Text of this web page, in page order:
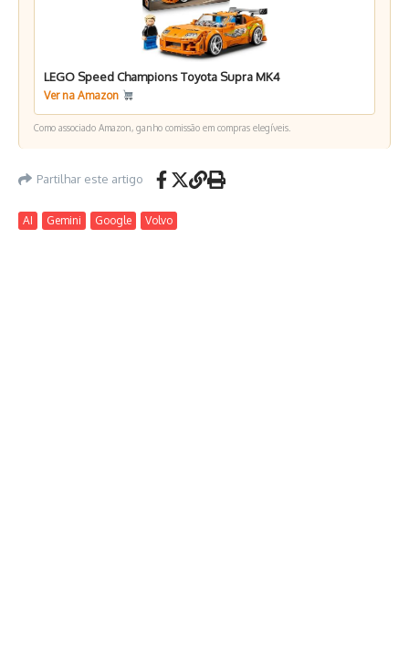
LEGO Speed Champions Toyota Supra MK4
Ver na Amazon
Como associado Amazon, ganho comissão em compras elegíveis.
Partilhar este artigo
AI Gemini Google Volvo